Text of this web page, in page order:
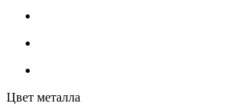
Цвет металла